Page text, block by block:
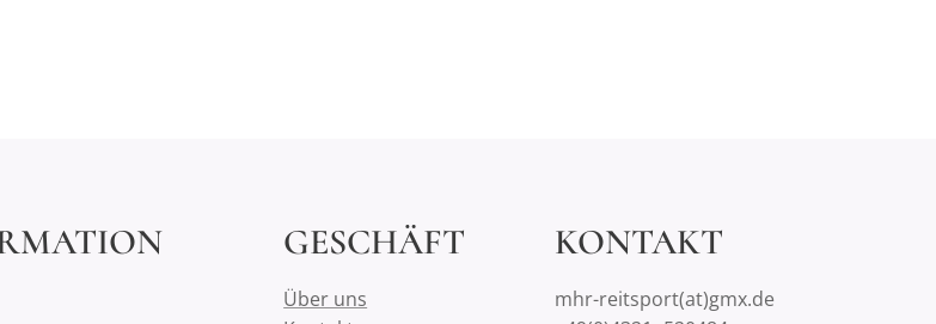
GESCHÄFT
Über uns
KONTAKT
mhr-reitsport(at)gmx.de